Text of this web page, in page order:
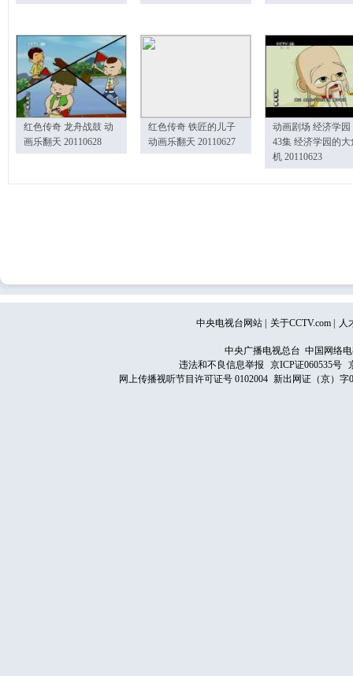
红色传奇 龙舟战鼓 动
画乐翻天 20110628
红色传奇 铁匠的儿子
动画乐翻天 20110627
动画剧场 经济学园
43集 经济学园的大
机 20110623
中央电视台网站 关于CCTV.com 人
中央广播电视总台 中国网络
违法和不良信息举报
京ICP证060535号
网上传播视听节目许可证号 0102004 新出网证（京）